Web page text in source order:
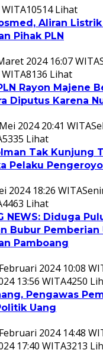
WITA10514 Lihat
Aliran
Pihak PLN
2024 16:07 WITA
WITA8136 Lihat
Rayon Majene
Diputus Karena
2024 20:41 WITA
5335 Lihat
Tak Kunjung
Pelaku
2024 18:26 WITA
4463 Lihat
NEWS: Diduga
Bubur Pemberian
Pamboang
2024 10:08
13:56 WITA4250
Pengawas
Uang
2024 14:48
17:40 WITA3213